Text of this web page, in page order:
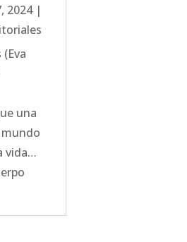
2024|
una
vida…